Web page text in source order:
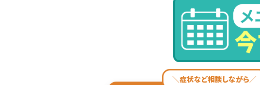
＼症状など相談しながら／